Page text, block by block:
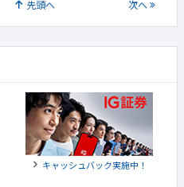
先頭へ 次へ
キャッシュバック実施中！